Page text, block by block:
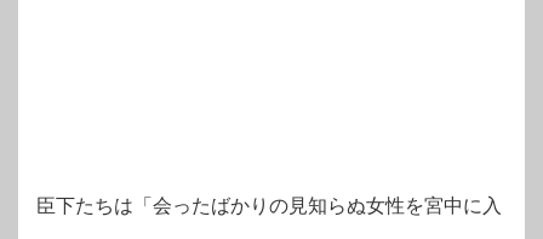
臣下たちは「会ったばかりの見知らぬ女性を宮中に入